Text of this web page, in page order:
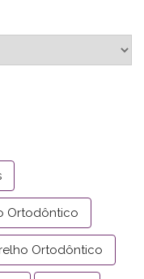
Ortodôntico
Ortodôntico